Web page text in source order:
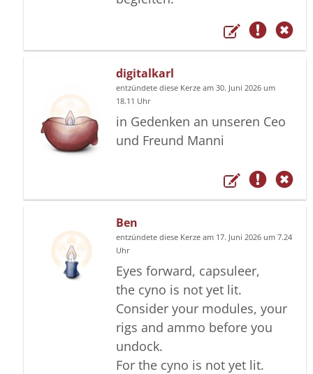
digitalkarl
entzündete diese Kerze am 30. Juni 2026 um
18.11 Uhr
in Gedenken an unseren Ceo
und Freund Manni
Ben
entzündete diese Kerze am 17. Juni 2026 um 7.24
Uhr
Eyes forward, capsuleer,
the cyno is not yet lit.
Consider your modules, your
rigs and ammo before you
undock.
For the cyno is not yet lit.